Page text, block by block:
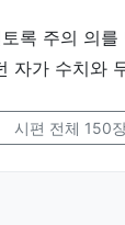
록 주의 의를
자가 수치와
시편 전체 150